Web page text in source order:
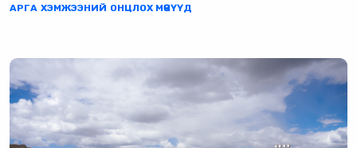
АРГА ХЭМЖЭЭНИЙ ОНЦЛОХ МӨЧҮҮД